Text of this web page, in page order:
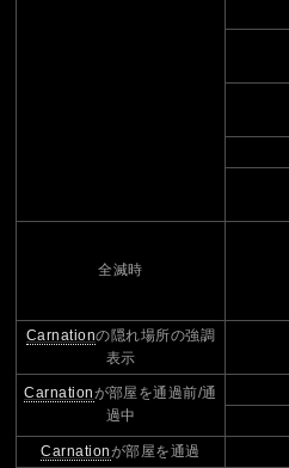
全滅時
Carnationの隠れ場所の強調
表示
Carnationが部屋を通過前/通
過中
Carnationが部屋を通過